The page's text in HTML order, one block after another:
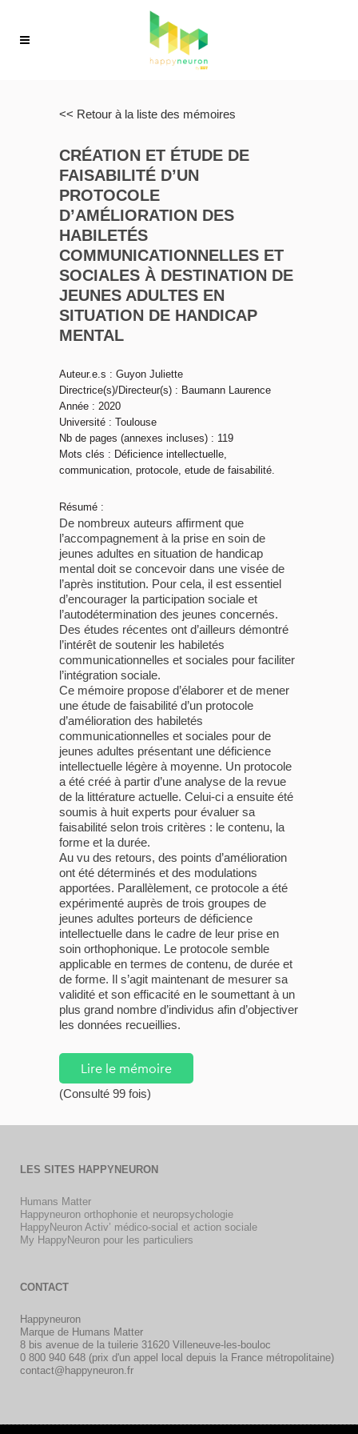
<< Retour à la liste des mémoires
CRÉATION ET ÉTUDE DE
FAISABILITÉ D’UN
PROTOCOLE
D’AMÉLIORATION DES
HABILETÉS
COMMUNICATIONNELLES ET
SOCIALES À DESTINATION DE
JEUNES ADULTES EN
SITUATION DE HANDICAP
MENTAL
Auteur.e.s : Guyon Juliette
Directrice(s)/Directeur(s) : Baumann Laurence
Année : 2020
Université : Toulouse
Nb de pages (annexes incluses) : 119
Mots clés : Déficience intellectuelle,
communication, protocole, etude de faisabilité.
Résumé :
De nombreux auteurs affirment que
l’accompagnement à la prise en soin de
jeunes adultes en situation de handicap
mental doit se concevoir dans une visée de
l’après institution. Pour cela, il est essentiel
d’encourager la participation sociale et
l’autodétermination des jeunes concernés.
Des études récentes ont d’ailleurs démontré
l’intérêt de soutenir les habiletés
communicationnelles et sociales pour faciliter
l’intégration sociale.
Ce mémoire propose d’élaborer et de mener
une étude de faisabilité d’un protocole
d’amélioration des habiletés
communicationnelles et sociales pour de
jeunes adultes présentant une déficience
intellectuelle légère à moyenne. Un protocole
a été créé à partir d’une analyse de la revue
de la littérature actuelle. Celui-ci a ensuite été
soumis à huit experts pour évaluer sa
faisabilité selon trois critères : le contenu, la
forme et la durée.
Au vu des retours, des points d’amélioration
ont été déterminés et des modulations
apportées. Parallèlement, ce protocole a été
expérimenté auprès de trois groupes de
jeunes adultes porteurs de déficience
intellectuelle dans le cadre de leur prise en
soin orthophonique. Le protocole semble
applicable en termes de contenu, de durée et
de forme. Il s’agit maintenant de mesurer sa
validité et son efficacité en le soumettant à un
plus grand nombre d’individus afin d’objectiver
les données recueillies.
Lire le mémoire
(Consulté 99 fois)
LES SITES HAPPYNEURON
Humans Matter
Happyneuron orthophonie et neuropsychologie
HappyNeuron Activ’ médico-social et action sociale
My HappyNeuron pour les particuliers
CONTACT
Happyneuron
Marque de Humans Matter
8 bis avenue de la tuilerie 31620 Villeneuve-les-bouloc
0 800 940 648 (prix d'un appel local depuis la France métropolitaine)
contact@happyneuron.fr